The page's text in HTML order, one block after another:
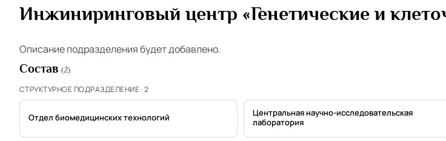
Инжиниринговый центр «Генетические и
Описание подразделения будет добавлено.
Состав (2)
СТРУКТУРНОЕ ПОДРАЗДЕЛЕНИЕ · 2
Отдел биомедицинских технологий
Центральная научно-исследовательская
лаборатория